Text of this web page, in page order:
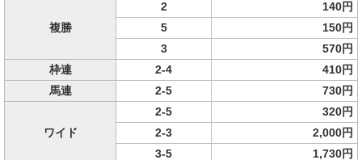
複勝
2
140円
5
150円
3
570円
枠連
2-4
410円
馬連
2-5 730円
ワイド
2-5
320円
2-3
2,000円
3-5
1,730円